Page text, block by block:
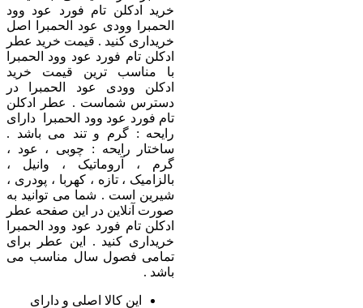
خرید ادکلن تام فورد عود وود
الحمبرا وودی عود الحمبرا اصل
خریداری کنید . قیمت خرید عطر
ادکلن تام فورد عود وود الحمبرا
با مناسب ترین قیمت خرید
ادکلن وودی عود الحمبرا در
دسترس شماست . عطر ادکلن
تام فورد عود وود الحمبرا دارای
رایحه : گرم و تند می باشد .
ساختار رایحه : چوبی ، عود ،
گرم ، آروماتیک ، وانیل ،
بالزامیک ، تازه ، کهربا ، پودری ،
شیرین است . شما می توانید به
صورت آنلاین در این صفحه عطر
ادکلن تام فورد عود وود الحمبرا
خریداری کنید . این عطر برای
تمامی فصول سال مناسب می
باشد .
این کالا اصلی و دارای